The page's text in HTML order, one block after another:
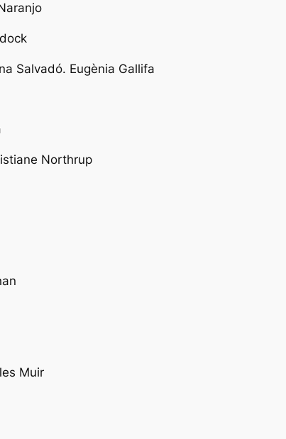
Salvadó. Eugènia Gallifa
Northrup
Muir